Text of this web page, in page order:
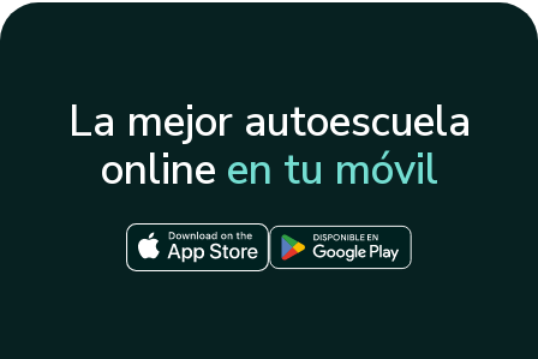
La mejor autoescuela
online en tu móvil